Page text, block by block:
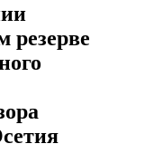
резерве